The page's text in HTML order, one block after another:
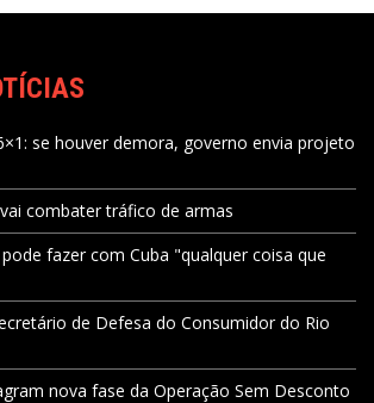
se houver demora, governo envia projeto
combater tráfico de armas
fazer com Cuba "qualquer coisa que
de Defesa do Consumidor do Rio
nova fase da Operação Sem Desconto